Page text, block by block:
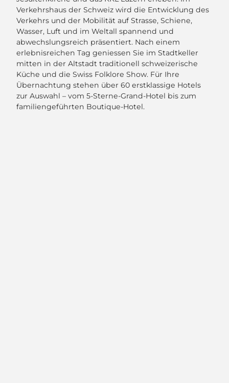
Verkehrshaus der Schweiz wird die Entwicklung des
Verkehrs und der Mobilität auf Strasse, Schiene,
Wasser, Luft und im Weltall spannend und
abwechslungsreich präsentiert. Nach einem
erlebnisreichen Tag geniessen Sie im Stadtkeller
mitten in der Altstadt traditionell schweizerische
Küche und die Swiss Folklore Show. Für Ihre
Übernachtung stehen über 60 erstklassige Hotels
zur Auswahl – vom 5-Sterne-Grand-Hotel bis zum
familiengeführten Boutique-Hotel.